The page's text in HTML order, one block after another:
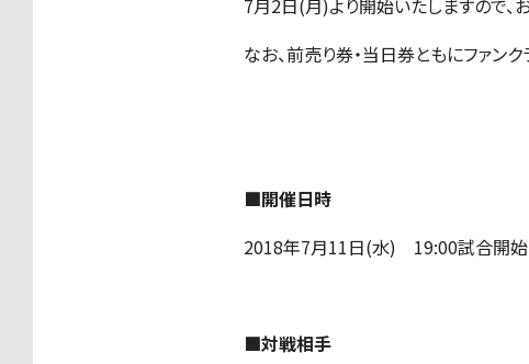
7月2日(月)より開始いたしますので、
なお、前売り券・当日券ともにファン
■開催日時
2018年7月11日(水) 19:00試合開
■対戦相手